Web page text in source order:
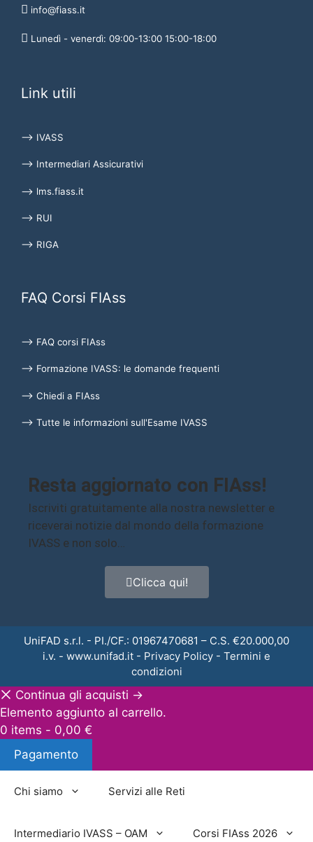
info@fiass.it
Lunedì - venerdì: 09:00-13:00 15:00-18:00
Link utili
⟶ IVASS
⟶ Intermediari Assicurativi
⟶ lms.fiass.it
⟶ RUI
⟶ RIGA
FAQ Corsi FIAss
⟶ FAQ corsi FIAss
⟶ Formazione IVASS: le domande frequenti
⟶ Chiedi a FIAss
⟶ Tutte le informazioni sull'Esame IVASS
Resta aggiornato con FIAss!
Iscriviti gratuitamente alla nostra newsletter e
riceverai notizie dal mondo della formazione
IVASS e non solo…
Clicca qui!
UniFAD s.r.l. - PI./CF.: 01967470681 – C.S. €20.000,00
i.v. - www.unifad.it - Privacy Policy - Termini e
condizioni
Continua gli acquisti →
Elemento aggiunto al carrello.
0 items - 0,00 €
Pagamento
Chi siamo Servizi alle Reti
Intermediario IVASS – OAM Corsi FIAss 2026